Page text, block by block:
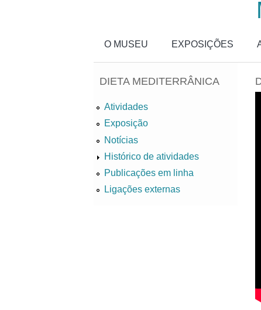
O MUSEU EXPOSIÇÕES
DIETA MEDITERRÂNICA
Atividades
Exposição
Notícias
Histórico de atividades
Publicações em linha
Ligações externas